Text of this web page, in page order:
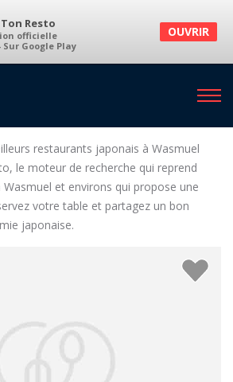
Resto
officielle
Google Play
OUVRIR
à Wasmuel et environs
restaurants japonais à Wasmuel
le moteur de recherche qui reprend
et environs qui propose une
votre table et partagez un bon
japonaise.